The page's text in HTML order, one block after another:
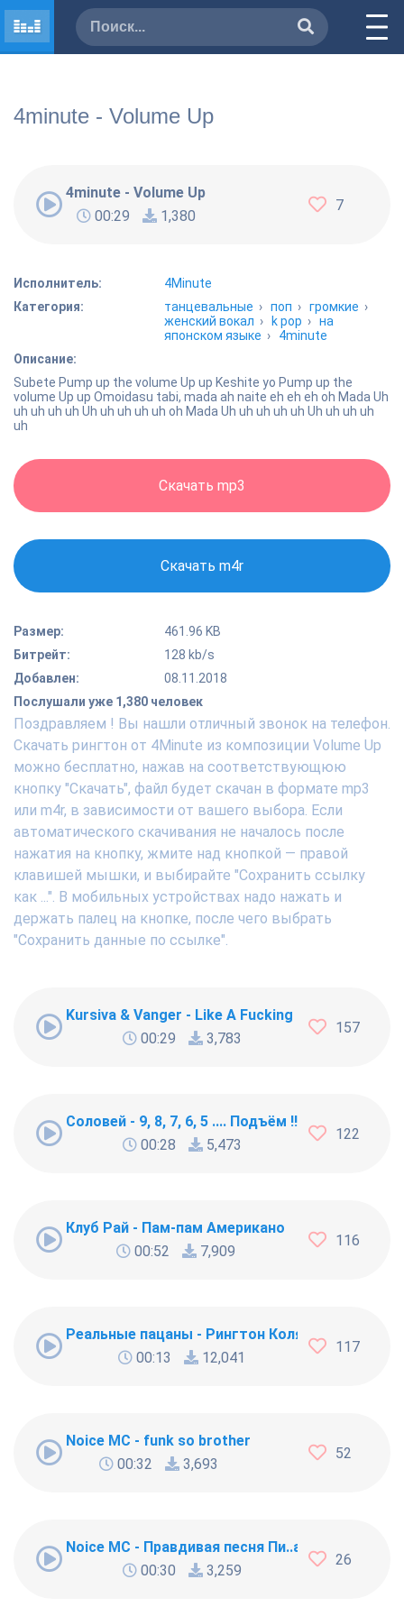
4minute - Volume Up
4minute - Volume Up
00:29
1,380
7
Исполнитель:
4Minute
Категория:
танцевальные ›поп ›громкие ›
женский вокал › k pop ›на
японском языке › 4minute
Описание:
Subete Pump up the volume Up up Keshite yo Pump up the
volume Up up Omoidasu tabi, mada ah naite eh eh eh oh Mada Uh
uh uh uh uh Uh uh uh uh uh oh Mada Uh uh uh uh uh Uh uh uh uh
uh
Скачать mp3
Скачать m4r
Размер:
461.96 KB
Битрейт:
128 kb/s
Добавлен:
08.11.2018
Послушали уже 1,380 человек
Поздравляем ! Вы нашли отличный звонок на телефон.
Скачать рингтон от 4Minute из композиции Volume Up
можно бесплатно, нажав на соответствующюю
кнопку "Скачать", файл будет скачан в формате mp3
или m4r, в зависимости от вашего выбора. Если
автоматического скачивания не началось после
нажатия на кнопку, жмите над кнопкой — правой
клавишей мышки, и выбирайте "Сохранить ссылку
как ...". В мобильных устройствах надо нажать и
держать палец на кнопке, после чего выбрать
"Сохранить данные по ссылке".
Kursiva & Vanger - Like A Fucking Newbie
00:29
3,783
157
Соловей - 9, 8, 7, 6, 5 .... Подъём !!!
00:28
5,473
122
Клуб Рай - Пам-пам Американо
00:52
7,909
116
Реальные пацаны - Рингтон Коляна
00:13
12,041
117
Noice MC - funk so brother
00:32
3,693
52
Noice MC - Правдивая песня Пи..абола
00:30
3,259
26